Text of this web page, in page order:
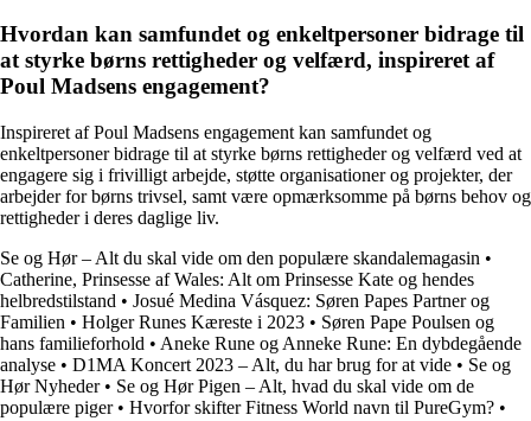
Hvordan kan samfundet og enkeltpersoner bidrage til
at styrke børns rettigheder og velfærd, inspireret af
Poul Madsens engagement?
Inspireret af Poul Madsens engagement kan samfundet og
enkeltpersoner bidrage til at styrke børns rettigheder og velfærd ved at
engagere sig i frivilligt arbejde, støtte organisationer og projekter, der
arbejder for børns trivsel, samt være opmærksomme på børns behov og
rettigheder i deres daglige liv.
Se og Hør – Alt du skal vide om den populære skandalemagasin •
Catherine, Prinsesse af Wales: Alt om Prinsesse Kate og hendes
helbredstilstand • Josué Medina Vásquez: Søren Papes Partner og
Familien • Holger Runes Kæreste i 2023 • Søren Pape Poulsen og
hans familieforhold • Aneke Rune og Anneke Rune: En dybdegående
analyse • D1MA Koncert 2023 – Alt, du har brug for at vide • Se og
Hør Nyheder• Se og Hør Pigen – Alt, hvad du skal vide om de
populære piger• Hvorfor skifter Fitness World navn til PureGym? •